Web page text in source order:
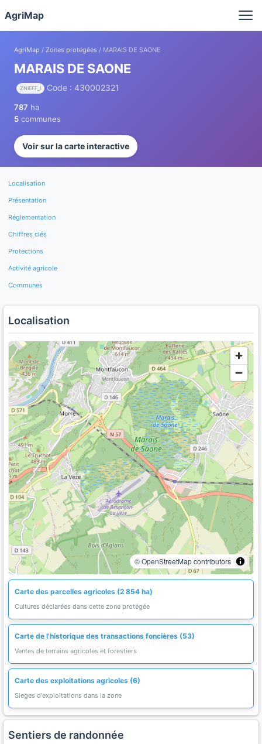
AgriMap
AgriMap / Zones protégées / MARAIS DE SAONE
MARAIS DE SAONE
ZNIEFF_I Code : 430002321
787 ha
5 communes
Voir sur la carte interactive
Localisation
Présentation
Réglementation
Chiffres clés
Protections
Activité agricole
Communes
Localisation
© OpenStreetMap contributors
Carte des parcelles agricoles (2 854 ha)
Cultures déclarées dans cette zone protégée
Carte de l'historique des transactions foncières (53)
Ventes de terrains agricoles et forestiers
Carte des exploitations agricoles (6)
Sieges d'exploitations dans la zone
Sentiers de randonnée